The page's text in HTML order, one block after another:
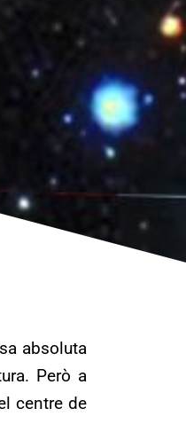
absoluta
Però a
centre de